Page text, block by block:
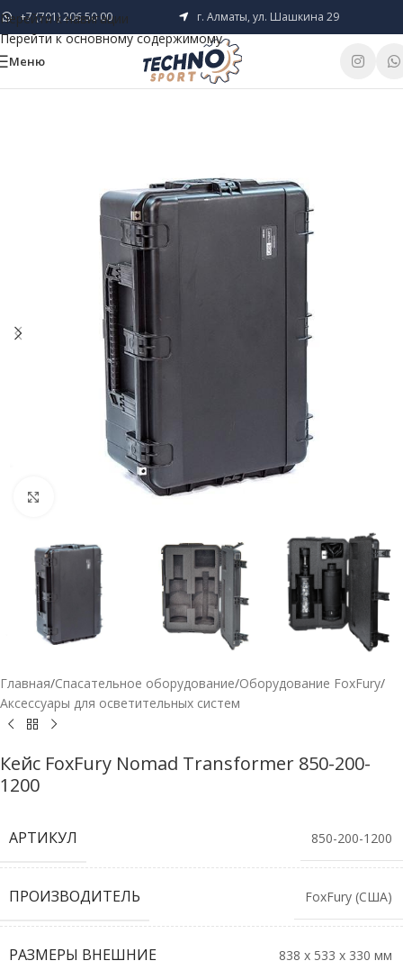
Перейти к навигации
Перейти к основному содержимому
+7 (701) 206 50 00 г. Алматы, ул. Шашкина 29
Меню
Нажмите, чтобы увеличить
Главная/Спасательное оборудование/Оборудование FoxFury/
Аксессуары для осветительных систем
Кейс FoxFury Nomad Transformer 850-200-
1200
АРТИКУЛ 850-200-1200
ПРОИЗВОДИТЕЛЬ FoxFury (США)
РАЗМЕРЫ ВНЕШНИЕ 838 х 533 х 330 мм